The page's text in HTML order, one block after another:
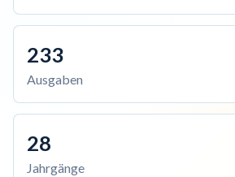
233
Ausgaben
28
Jahrgänge